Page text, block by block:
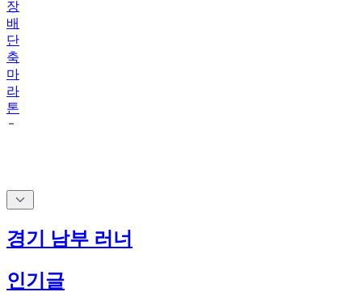
장
배
단
축
마
라
톤
경기 남부 러너
인기글